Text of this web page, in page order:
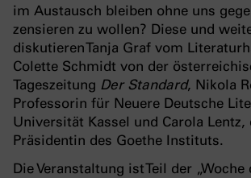
im Austausch bleiben ohne uns
zensieren zu wollen? Diese und
diskutieren Tanja Graf vom
Colette Schmidt von der
Tageszeitung Der Standard, Nikola
Professorin für Neuere Deutsche
Universität Kassel und Carola Lentz,
Präsidentin des Goethe Instituts.
Die Veranstaltung ist Teil der „Woche